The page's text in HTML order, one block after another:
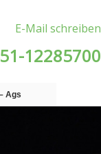
E-Mail schreiben
12285700
Ags